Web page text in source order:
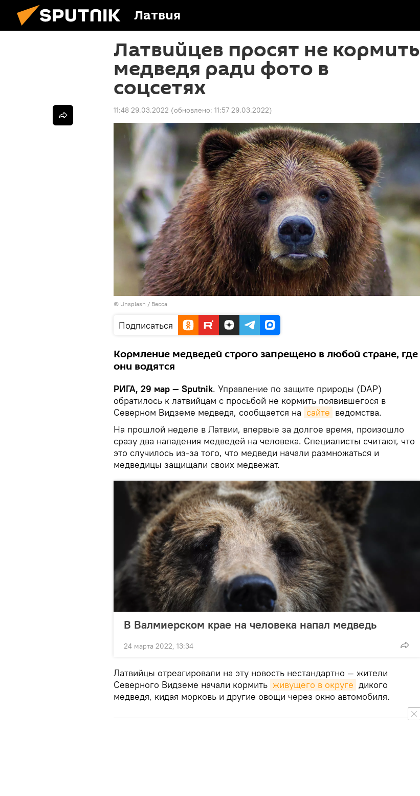
Латвия
Латвийцев просят не кормить
медведя ради фото в
соцсетях
11:48 29.03.2022 (обновлено: 11:57 29.03.2022)
© Unsplash / Becca
Подписаться
Кормление медведей строго запрещено в любой стране, где
они водятся
РИГА, 29 мар — Sputnik. Управление по защите природы (DAP)
обратилось к латвийцам с просьбой не кормить появившегося в
Северном Видземе медведя, сообщается на сайте ведомства.
На прошлой неделе в Латвии, впервые за долгое время, произошло
сразу два нападения медведей на человека. Специалисты считают, что
это случилось из-за того, что медведи начали размножаться и
медведицы защищали своих медвежат.
В Валмиерском крае на человека напал медведь
24 марта 2022, 13:34
Латвийцы отреагировали на эту новость нестандартно — жители
Северного Видземе начали кормить живущего в округе дикого
медведя, кидая морковь и другие овощи через окно автомобиля.